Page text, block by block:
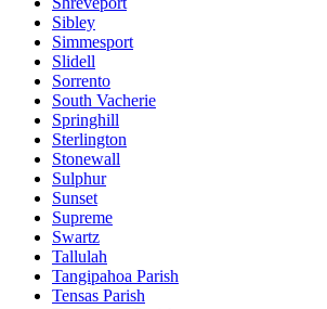
Sibley
Simmesport
Slidell
Sorrento
South Vacherie
Springhill
Sterlington
Stonewall
Sulphur
Sunset
Supreme
Swartz
Tallulah
Tangipahoa Parish
Tensas Parish